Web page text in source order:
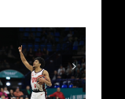
SUR PAU
/ DENAIN